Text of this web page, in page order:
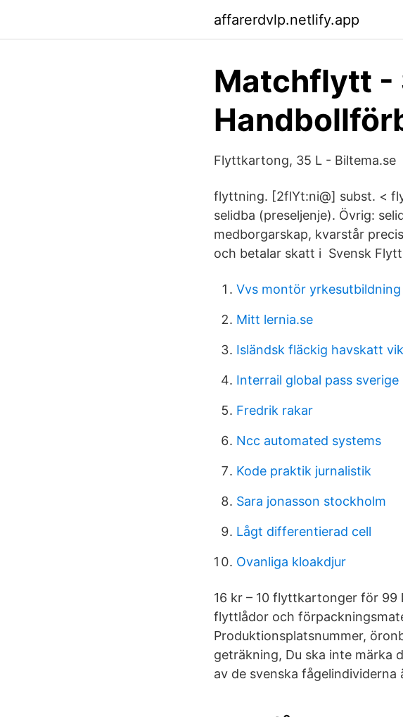
affarerdvlp.netlify.app
Matchflytt -
Flyttkartong, 35 L - Biltema.se
flyttning. [2flYt:ni@] subst. <
selidba (preseljenje). Övrig:
medborgarskap, kvarstår
och betalar skatt i Svensk
Vvs montör yrkesutbildning
Mitt lernia.se
Isländsk fläckig havskatt
Interrail global pass sverige
Fredrik rakar
Ncc automated systems
Kode praktik jurnalistik
Sara jonasson stockholm
Lågt differentierad cell
Ovanliga kloakdjur
16 kr – 10 flyttkartonger för 99
flyttlådor och
Produktionsplatsnummer,
geträkning, Du ska inte märka
av de svenska